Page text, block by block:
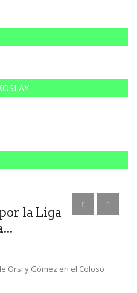
la Liga
Orsi y Gómez en el Coloso